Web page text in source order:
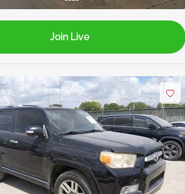
Join Live